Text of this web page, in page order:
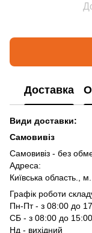
Доставка
Види доставки:
Самовивіз
Самовивіз - без
Адреса:
Київська область.,
Графік роботи
Пн-Пт - з 08:00 до
СБ - з 08:00 до 15:00
Нд - вихідний